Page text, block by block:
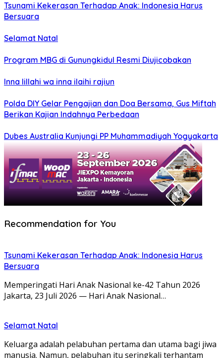
Tsunami Kekerasan Terhadap Anak: Indonesia Harus
Bersuara
Selamat Natal
Program MBG di Gunungkidul Resmi Diujicobakan
Inna lillahi wa inna ilaihi rajiun
Polda DIY Gelar Pengajian dan Doa Bersama, Gus Miftah
Berikan Kajian Indahnya Perbedaan
Dubes Australia Kunjungi PP Muhammadiyah Yogyakarta
Recommendation for You
Tsunami Kekerasan Terhadap Anak: Indonesia Harus
Bersuara
Memperingati Hari Anak Nasional ke-42 Tahun 2026
Jakarta, 23 Juli 2026 — Hari Anak Nasional…
Selamat Natal
Keluarga adalah pelabuhan pertama dan utama bagi jiwa
manusia. Namun, pelabuhan itu seringkali terhantam